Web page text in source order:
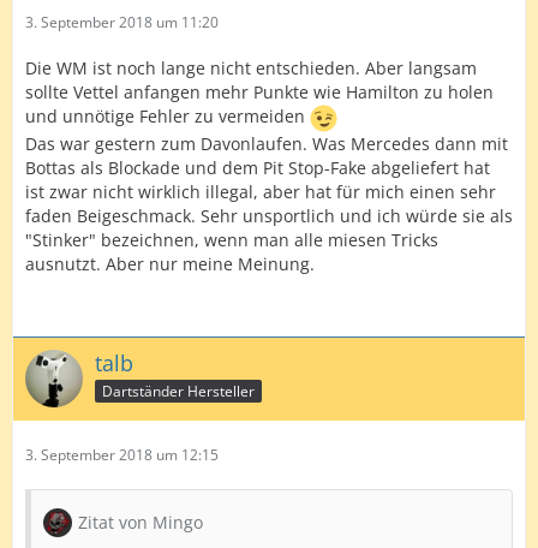
3. September 2018 um 11:20
Die WM ist noch lange nicht entschieden. Aber langsam
sollte Vettel anfangen mehr Punkte wie Hamilton zu holen
und unnötige Fehler zu vermeiden
Das war gestern zum Davonlaufen. Was Mercedes dann mit
Bottas als Blockade und dem Pit Stop-Fake abgeliefert hat
ist zwar nicht wirklich illegal, aber hat für mich einen sehr
faden Beigeschmack. Sehr unsportlich und ich würde sie als
"Stinker" bezeichnen, wenn man alle miesen Tricks
ausnutzt. Aber nur meine Meinung.
talb
Dartständer Hersteller
3. September 2018 um 12:15
Zitat von Mingo